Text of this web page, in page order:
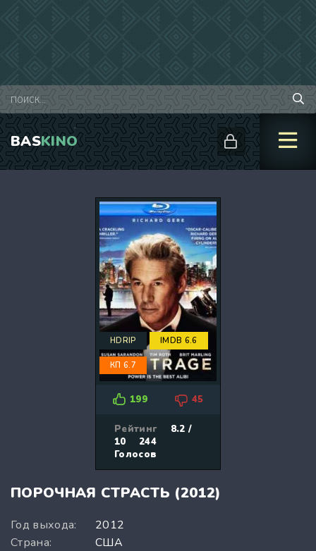
BASKINO
HDRIP IMDB 6.6
КП 6.7
199 45
Рейтинг
8.2 /
10
244
Голосов
ПОРОЧНАЯ СТРАСТЬ (2012)
Год выхода:
2012
Страна:
США